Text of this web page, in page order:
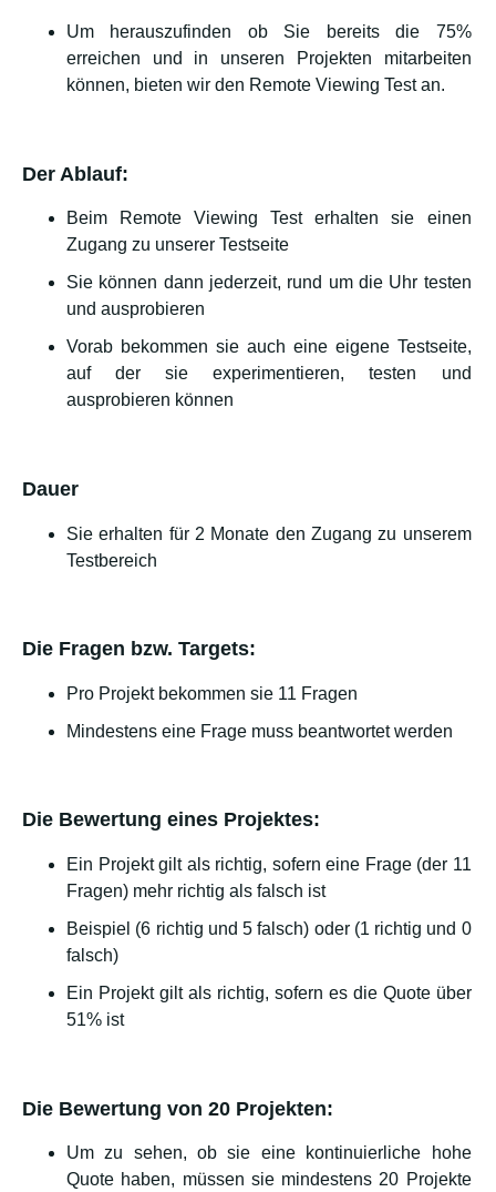
Um herauszufinden ob Sie bereits die 75%
erreichen und in unseren Projekten mitarbeiten
können, bieten wir den Remote Viewing Test an.
Der Ablauf:
Beim Remote Viewing Test erhalten sie einen
Zugang zu unserer Testseite
Sie können dann jederzeit, rund um die Uhr testen
und ausprobieren
Vorab bekommen sie auch eine eigene Testseite,
auf der sie experimentieren, testen und
ausprobieren können
Dauer
Sie erhalten für 2 Monate den Zugang zu unserem
Testbereich
Die Fragen bzw. Targets:
Pro Projekt bekommen sie 11 Fragen
Mindestens eine Frage muss beantwortet werden
Die Bewertung eines Projektes:
Ein Projekt gilt als richtig, sofern eine Frage (der 11
Fragen) mehr richtig als falsch ist
Beispiel (6 richtig und 5 falsch) oder (1 richtig und 0
falsch)
Ein Projekt gilt als richtig, sofern es die Quote über
51% ist
Die Bewertung von 20 Projekten:
Um zu sehen, ob sie eine kontinuierliche hohe
Quote haben, müssen sie mindestens 20 Projekte